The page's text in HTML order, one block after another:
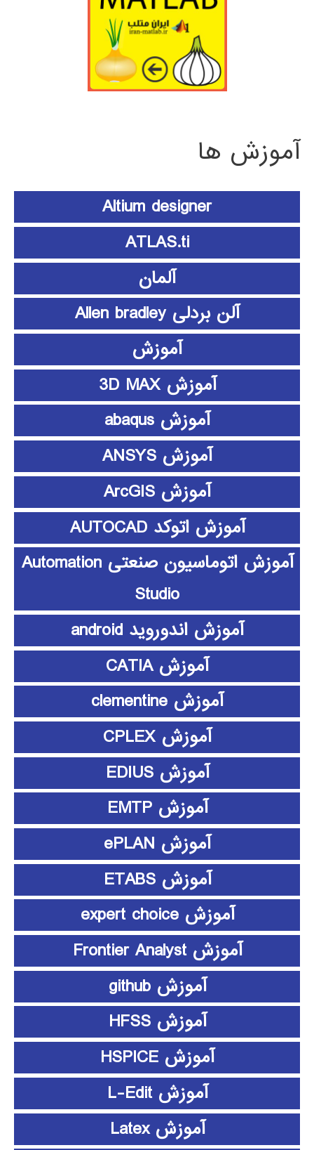
آموزش ها
Altium designer
ATLAS.ti
آلمان
آلن بردلی Allen bradley
آموزش
آموزش 3D MAX
آموزش abaqus
آموزش ANSYS
آموزش ArcGIS
آموزش اتوکد AUTOCAD
آموزش اتوماسیون صنعتی Automation
Studio
آموزش اندوروید android
آموزش CATIA
آموزش clementine
آموزش CPLEX
آموزش EDIUS
آموزش EMTP
آموزش ePLAN
آموزش ETABS
آموزش expert choice
آموزش Frontier Analyst
آموزش github
آموزش HFSS
آموزش HSPICE
آموزش L-Edit
آموزش Latex